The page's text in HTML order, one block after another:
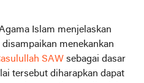
Islam menjelaskan
menekankan
SAW sebagai dasar
tersebut diharapkan dapat